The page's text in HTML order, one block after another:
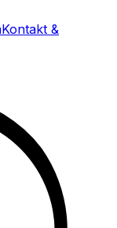
Kontakt &